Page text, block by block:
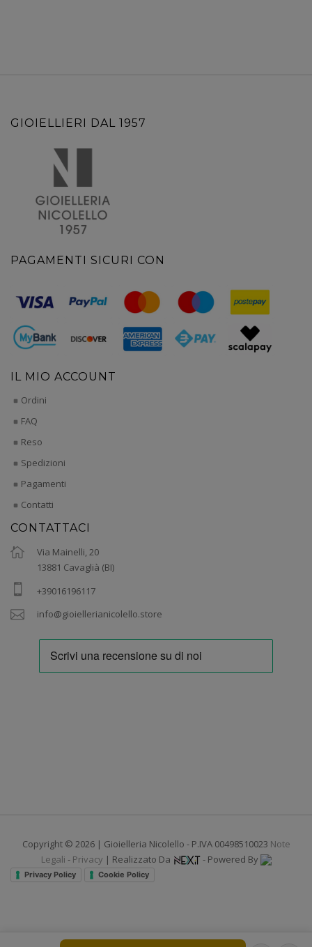
GIOIELLIERI DAL 1957
PAGAMENTI SICURI CON
IL MIO ACCOUNT
Ordini
FAQ
Reso
Spedizioni
Pagamenti
Contatti
CONTATTACI
Via Mainelli, 20
13881 Cavaglià (BI)
+39016196117
info@gioiellerianicolello.store
Copyright © 2026 | Gioielleria Nicolello - P.IVA 00498510023 Note
Legali - Privacy | Realizzato Da - Powered By
Privacy Policy Cookie Policy